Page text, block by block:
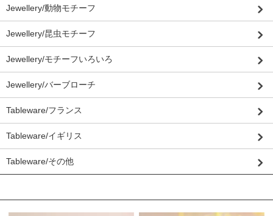
Jewellery/動物モチーフ
Jewellery/昆虫モチーフ
Jewellery/モチーフいろいろ
Jewellery/バーブローチ
Tableware/フランス
Tableware/イギリス
Tableware/その他